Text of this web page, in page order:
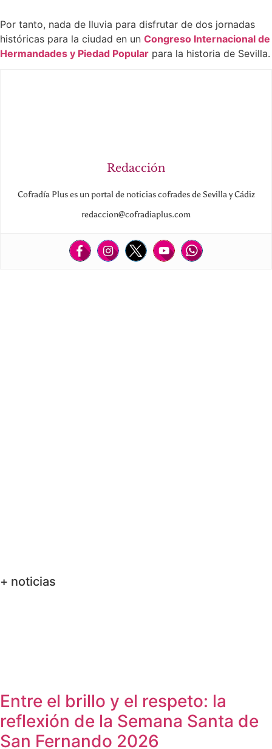
Por tanto, nada de lluvia para disfrutar de dos jornadas
históricas para la ciudad en un Congreso Internacional de
Hermandades y Piedad Popular para la historia de Sevilla.
Redacción
Cofradía Plus es un portal de noticias cofrades de Sevilla y Cádiz
redaccion@cofradiaplus.com
+ noticias
Entre el brillo y el respeto: la
reflexión de la Semana Santa de
San Fernando 2026